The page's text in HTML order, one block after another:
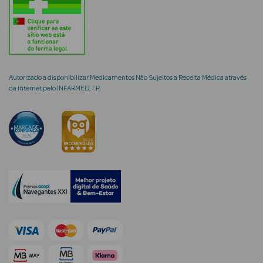
Cosmética
Rosto
Séruns Faciais
envelhecimento
Autorizado a disponibilizar Medicamentos Não Sujeitos a Receita Médica através
da Internet pelo INFARMED, I.P.